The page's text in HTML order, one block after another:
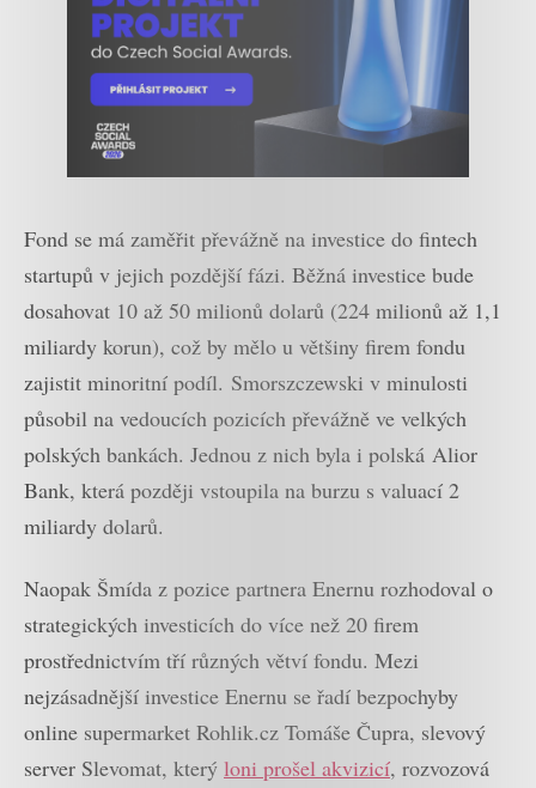
Fond se má zaměřit převážně na investice do fintech
startupů v jejich pozdější fázi. Běžná investice bude
dosahovat 10 až 50 milionů dolarů (224 milionů až 1,1
miliardy korun), což by mělo u většiny firem fondu
zajistit minoritní podíl. Smorszczewski v minulosti
působil na vedoucích pozicích převážně ve velkých
polských bankách. Jednou z nich byla i polská Alior
Bank, která později vstoupila na burzu s valuací 2
miliardy dolarů.
Naopak Šmída z pozice partnera Enernu rozhodoval o
strategických investicích do více než 20 firem
prostřednictvím tří různých větví fondu. Mezi
nejzásadnější investice Enernu se řadí bezpochyby
online supermarket Rohlik.cz Tomáše Čupra, slevový
server Slevomat, který loni prošel akvizicí, rozvozová